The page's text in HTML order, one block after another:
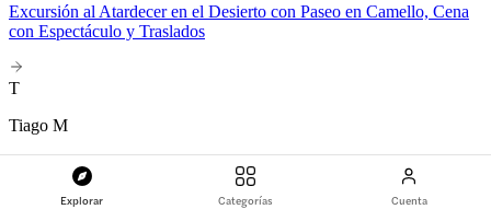
Explorar Categorías Cuenta
Excursión al Atardecer en el Desierto con Paseo en Camello, Cena
con Espectáculo y Traslados
T
Tiago M
Viaje en pareja